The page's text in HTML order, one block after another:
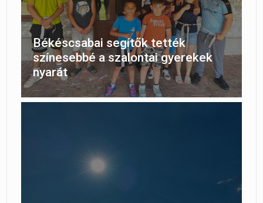
Békéscsabai segítők tették
színesebbé a szalontai gyerekek
nyarát